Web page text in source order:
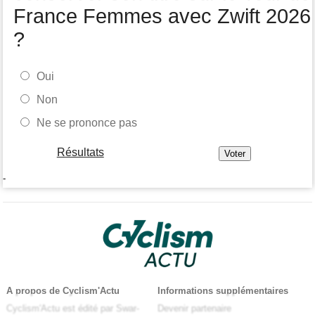
France Femmes avec Zwift 2026
?
Oui
Non
Ne se prononce pas
Résultats
-
A propos de Cyclism'Actu
Cyclism'Actu est édité par Swar-
Informations supplémentaires
Devenir partenaire